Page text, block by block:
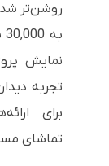
روشن‌تر
تجربه
تماشای